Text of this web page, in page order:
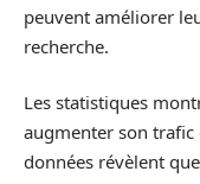
peuvent améliorer
recherche.
Les statistiques
augmenter son trafic
données révèlent